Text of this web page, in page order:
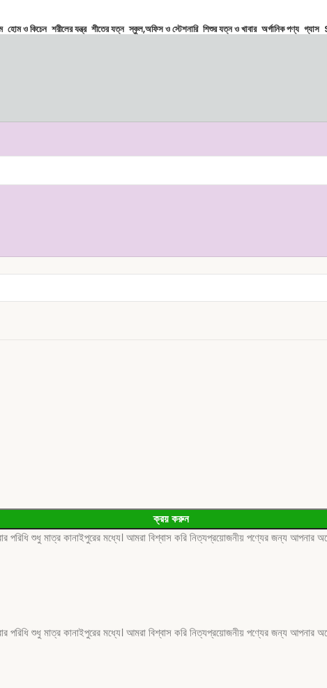
হোম ও কিচেন শরীলের যন্ত্র শীতের যত্ন স্কুল,অফিস ও স্টেশনারি শিশুর যত্ন ও খাবার অর্গানিক পণ্য গ্যাস
ক্রয় করুন
শুধু মাত্র কানাইপুরের মধ্যে। আমরা বিশ্বাস করি নিত্যপ্রয়োজনীয় পণ্যের জন্য আপনার
শুধু মাত্র কানাইপুরের মধ্যে। আমরা বিশ্বাস করি নিত্যপ্রয়োজনীয় পণ্যের জন্য আপনার